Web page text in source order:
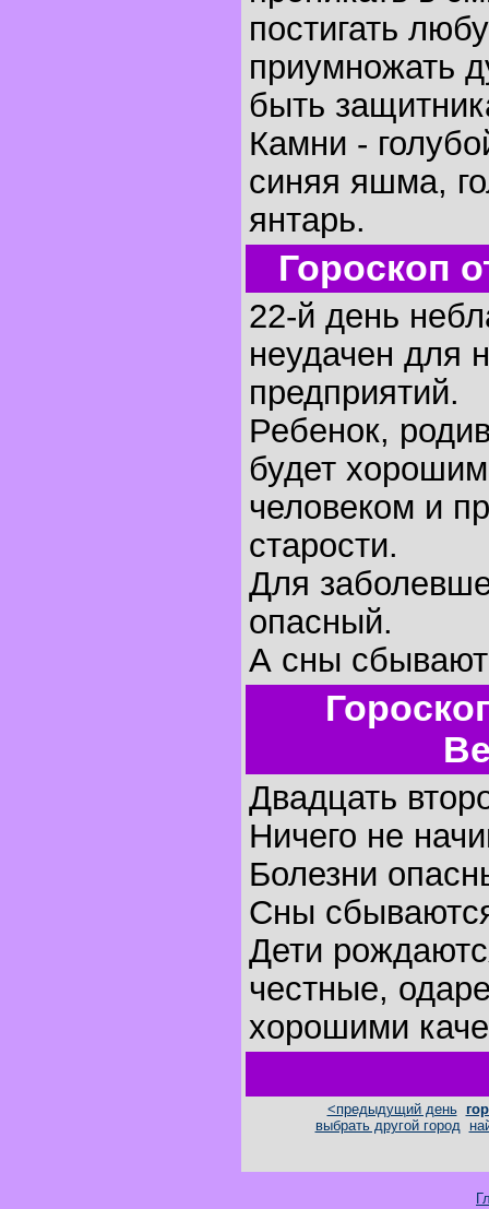
постигать
приумножать
быть
Камни -
синяя яшма,
янтарь.
Гороскоп
22-й день
неудачен для
предприятий.
Ребенок,
будет
человеком и
старости.
Для
опасный.
А сны
Двадцать
Ничего не
Болезни
Сны
Дети
честные,
хорошими
<предыдущий день
выбрать другой город